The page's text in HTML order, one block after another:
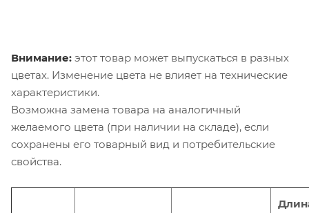
Внимание: этот товар может выпускаться в разных
цветах. Изменение цвета не влияет на технические
характеристики.
Возможна замена товара на аналогичный
желаемого цвета (при наличии на складе), если
сохранены его товарный вид и потребительские
свойства.